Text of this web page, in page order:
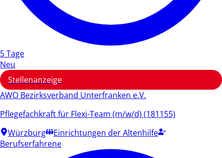
5 Tage
Neu
Stellenanzeige
AWO Bezirksverband Unterfranken e.V.
Pflegefachkraft für Flexi-Team (m/w/d) (181155)
Würzburg
Einrichtungen der Altenhilfe
Berufserfahrene